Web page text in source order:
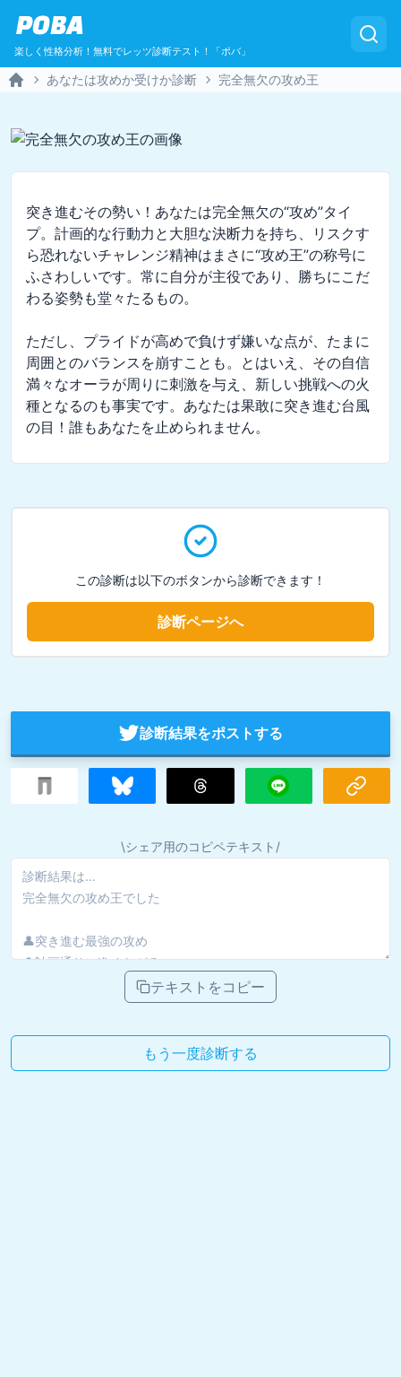
POBA
楽しく性格分析！無料でレッツ診断テスト！「ポバ」
あなたは攻めか受けか診断 完全無欠の攻め王
突き進むその勢い！あなたは完全無欠の“攻め”タイ
プ。計画的な行動力と大胆な決断力を持ち、リスクす
ら恐れないチャレンジ精神はまさに“攻め王”の称号に
ふさわしいです。常に自分が主役であり、勝ちにこだ
わる姿勢も堂々たるもの。
ただし、プライドが高めで負けず嫌いな点が、たまに
周囲とのバランスを崩すことも。とはいえ、その自信
満々なオーラが周りに刺激を与え、新しい挑戦への火
種となるのも事実です。あなたは果敢に突き進む台風
の目！誰もあなたを止められません。
この診断は以下のボタンから診断できます！
診断ページへ
診断結果をポストする
\シェア用のコピペテキスト/
テキストをコピー
もう一度診断する